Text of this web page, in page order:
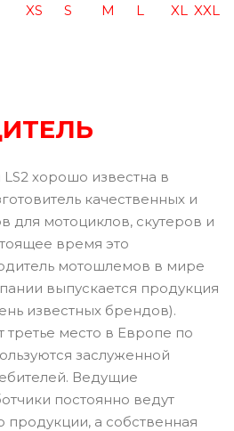
XS S M L XL XXL
хорошо известна в
качественных и
мотоциклов, скутеров и
время это
мотошлемов в мире
выпускается продукция
известных брендов).
место в Европе по
заслуженной
Ведущие
постоянно ведут
продукции, а собственная